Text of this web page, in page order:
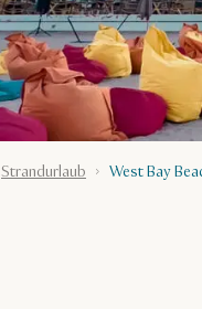
Strandurlaub West Bay